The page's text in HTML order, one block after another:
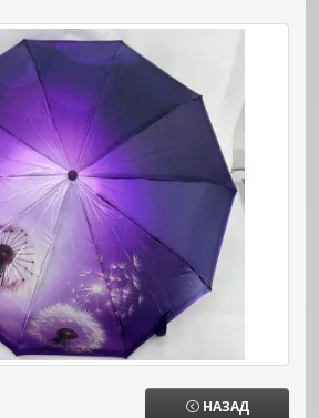
НАЗАД